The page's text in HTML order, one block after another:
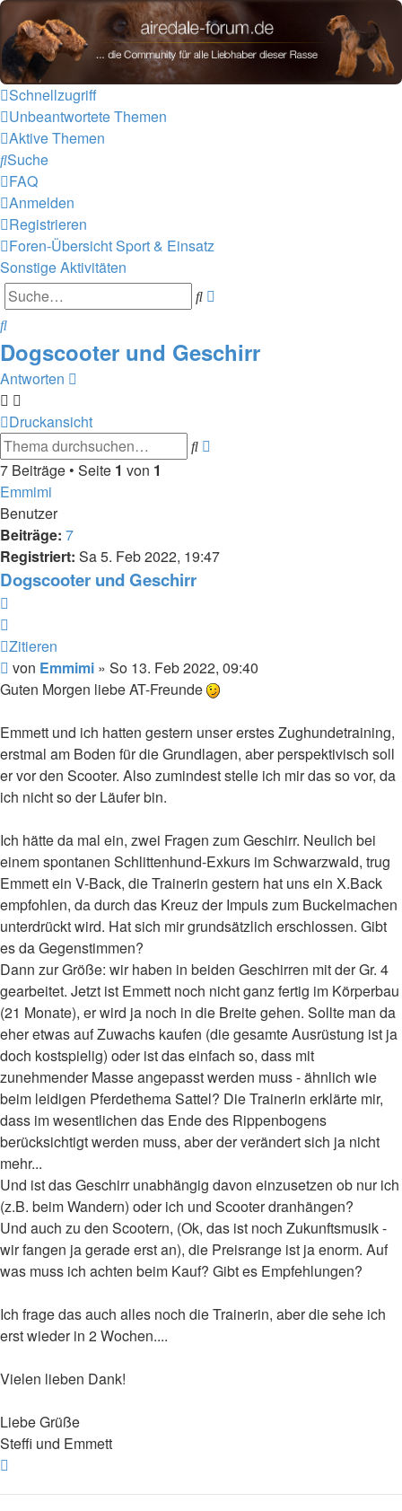
airedale-forum.de
Zum Inhalt
Schnellzugriff
Unbeantwortete Themen
Aktive Themen
Suche
FAQ
Anmelden
Registrieren
Foren-ÜbersichtSport & Einsatz
Sonstige Aktivitäten
Suche
Suche
Dogscooter und Geschirr
Antworten
Druckansicht
Suche
7 Beiträge • Seite 1 von 1
Emmimi
Benutzer
Beiträge: 7
Registriert: Sa 5. Feb 2022, 19:47
Dogscooter und Geschirr
Zitieren
Beitrag
von Emmimi » So 13. Feb 2022, 09:40
Guten Morgen liebe AT-Freunde
Emmett und ich hatten gestern unser erstes Zughundetraining,
erstmal am Boden für die Grundlagen, aber perspektivisch soll
er vor den Scooter. Also zumindest stelle ich mir das so vor, da
ich nicht so der Läufer bin.
Ich hätte da mal ein, zwei Fragen zum Geschirr. Neulich bei
einem spontanen Schlittenhund-Exkurs im Schwarzwald, trug
Emmett ein V-Back, die Trainerin gestern hat uns ein X.Back
empfohlen, da durch das Kreuz der Impuls zum Buckelmachen
unterdrückt wird. Hat sich mir grundsätzlich erschlossen. Gibt
es da Gegenstimmen?
Dann zur Größe: wir haben in beiden Geschirren mit der Gr. 4
gearbeitet. Jetzt ist Emmett noch nicht ganz fertig im Körperbau
(21 Monate), er wird ja noch in die Breite gehen. Sollte man da
eher etwas auf Zuwachs kaufen (die gesamte Ausrüstung ist ja
doch kostspielig) oder ist das einfach so, dass mit
zunehmender Masse angepasst werden muss - ähnlich wie
beim leidigen Pferdethema Sattel? Die Trainerin erklärte mir,
dass im wesentlichen das Ende des Rippenbogens
berücksichtigt werden muss, aber der verändert sich ja nicht
mehr...
Und ist das Geschirr unabhängig davon einzusetzen ob nur ich
(z.B. beim Wandern) oder ich und Scooter dranhängen?
Und auch zu den Scootern, (Ok, das ist noch Zukunftsmusik -
wir fangen ja gerade erst an), die Preisrange ist ja enorm. Auf
was muss ich achten beim Kauf? Gibt es Empfehlungen?
Ich frage das auch alles noch die Trainerin, aber die sehe ich
erst wieder in 2 Wochen....
Vielen lieben Dank!
Liebe Grüße
Steffi und Emmett